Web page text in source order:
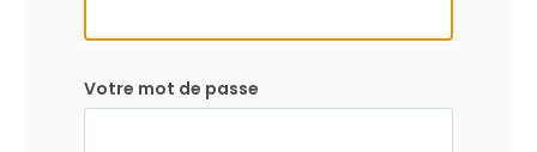
Votre mot de passe